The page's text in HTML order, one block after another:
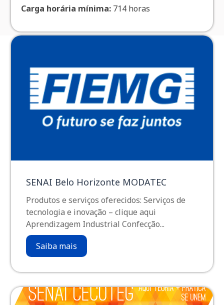
Carga horária mínima: 714 horas
SENAI Belo Horizonte MODATEC
Produtos e serviços oferecidos: Serviços de
tecnologia e inovação – clique aqui
Aprendizagem Industrial Confecção...
Saiba mais